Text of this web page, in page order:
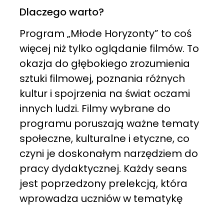
Dlaczego warto?
Program „Młode Horyzonty” to coś
więcej niż tylko oglądanie filmów. To
okazja do głębokiego zrozumienia
sztuki filmowej, poznania różnych
kultur i spojrzenia na świat oczami
innych ludzi. Filmy wybrane do
programu poruszają ważne tematy
społeczne, kulturalne i etyczne, co
czyni je doskonałym narzędziem do
pracy dydaktycznej. Każdy seans
jest poprzedzony prelekcją, która
wprowadza uczniów w tematykę